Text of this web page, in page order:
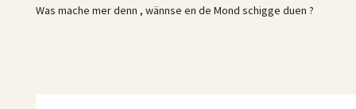
Was mache mer denn , wännse en de Mond schigge duen ?